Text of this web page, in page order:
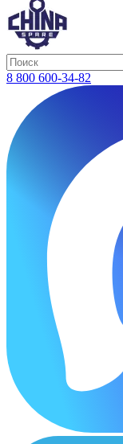
8 800 600-34-82